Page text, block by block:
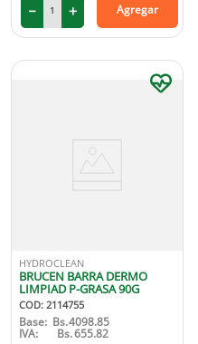
＋
－ Agregar
HYDROCLEAN
BRUCEN BARRA DERMO
LIMPIAD P-GRASA 90G
COD: 2114755
Base: Bs.4098.85
IVA: Bs.655.82